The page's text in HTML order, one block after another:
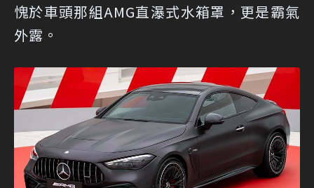
愧於車頭那組AMG直瀑式水箱罩，更是霸氣
外露。